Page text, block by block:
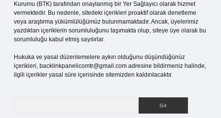
Kurumu (BTK) tarafından onaylanmış bir Yer Sağlayıcı olarak hizmet
vermektedir. Bu nedenle, sitedeki içerikleri proaktif olarak denetleme
veya araştırma yükümlülüğümüz bulunmamaktadır. Ancak, üyelerimiz
yazdıkları içeriklerin sorumluluğunu taşımakta olup, siteye üye olarak bu
sorumluluğu kabul etmiş sayılırlar.
Hukuka ve yasal düzenlemelere aykırı olduğunu düşündüğünüz
içerikleri, backlinkpanelicomtr@gmail.com adresine bildirmeniz halinde,
ilgili içerikler yasal süre içerisinde sitemizden kaldırılacaktır.